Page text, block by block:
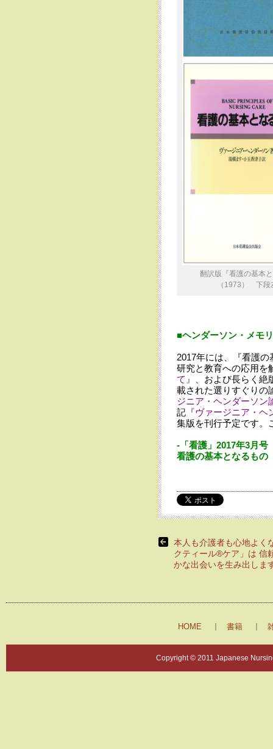
翻訳版『看護の基本
（1973） 下段
■ヘンダーソン・メモ
2017年には、『看護
研究と教育への応用を
て』
、および長らく
載された選りすぐりの
ジニア・ヘンダーソン
記 『ヴァージニア・
集版を刊行予定です。
-「看護」2017年3月
看護の基本となるもの
本人も介護者も心地よく
クティール®ケア」は 信
かな出会いを生み出しま
HOME 書籍
Copyright © 2011 Japanese